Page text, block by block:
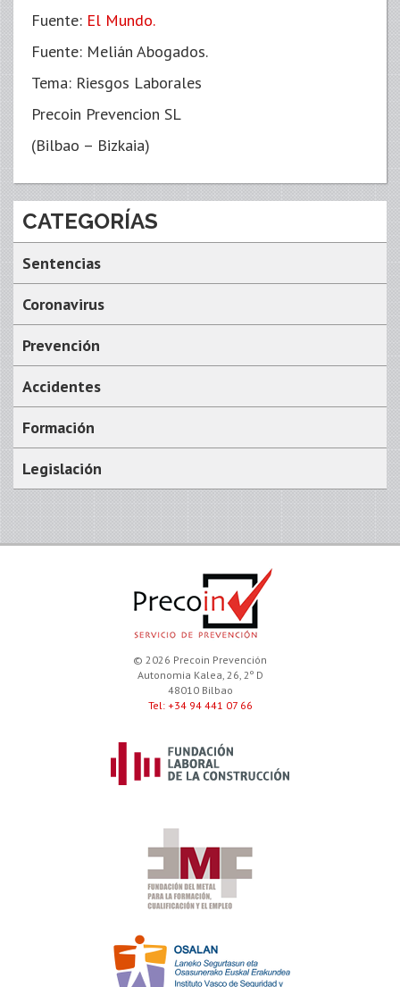
Fuente: El Mundo.
Fuente: Melián Abogados.
Tema: Riesgos Laborales
Precoin Prevencion SL
(Bilbao – Bizkaia)
CATEGORÍAS
Sentencias
Coronavirus
Prevención
Accidentes
Formación
Legislación
© 2026 Precoin Prevención
Autonomia Kalea, 26, 2º D
48010 Bilbao
Tel: +34 94 441 07 66